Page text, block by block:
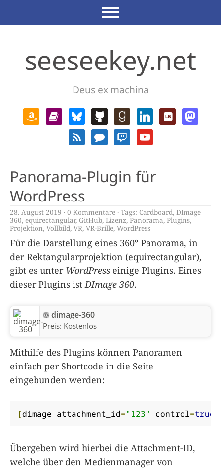
seeseekey.net
Deus ex machina
Panorama-Plugin für
WordPress
28. August 2019 0 Kommentare Tags: Cardboard, DImage
360, equirectangular, GitHub, Lizenz, Panorama, Plugins,
Projektion, Vollbild, VR, VR-Brille, WordPress
Für die Darstellung eines 360° Panorama, in
der Rektangularprojektion (equirectangular),
gibt es unter WordPress einige Plugins. Eines
dieser Plugins ist DImage 360.
dimage-360
Preis: Kostenlos
Mithilfe des Plugins können Panoramen
einfach per Shortcode in die Seite
eingebunden werden:
[dimage attachment_id="123" control=true
Übergeben wird hierbei die Attachment-ID,
welche über den Medienmanager von